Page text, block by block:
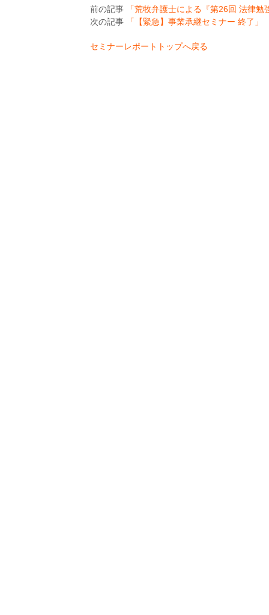
前の記事
「荒牧弁護士による『第26回 法律勉
次の記事
「【緊急】事業承継セミナー 終了」
セミナーレポートトップへ戻る